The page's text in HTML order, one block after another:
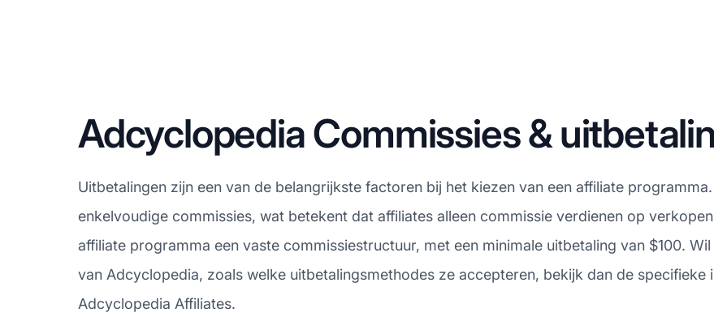
Adcyclopedia Commissies &
Uitbetalingen zijn een van de belangrijkste factoren bij het kiezen van een affiliate
enkelvoudige commissies, wat betekent dat affiliates alleen commissie verdienen op
affiliate programma een vaste commissiestructuur, met een minimale uitbetaling van $100.
van Adcyclopedia, zoals welke uitbetalingsmethodes ze accepteren, bekijk dan de
Adcyclopedia Affiliates.